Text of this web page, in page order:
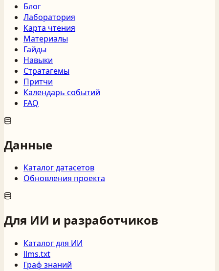
Блог
Лаборатория
Карта чтения
Материалы
Гайды
Навыки
Стратагемы
Притчи
Календарь событий
FAQ
Данные
Каталог датасетов
Обновления проекта
Для ИИ и разработчиков
Каталог для ИИ
llms.txt
Граф знаний